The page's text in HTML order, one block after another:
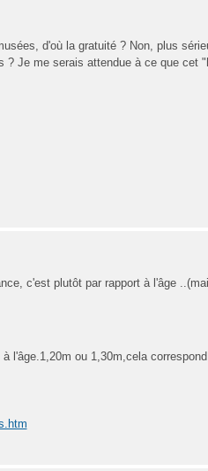
d'où la gratuité ? Non, plus
Je me serais attendue à ce que cet
c'est plutôt par rapport à l'âge
l'âge.1,20m ou 1,30m,cela